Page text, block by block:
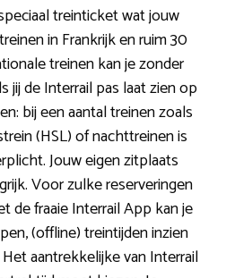
treinticket wat jouw
in Frankrijk en ruim 30
treinen kan je zonder
jij de Interrail pas laat zien op
bij een aantal treinen zoals
(HSL) of nachttreinen is
Jouw eigen zitplaats
Voor zulke reserveringen
de fraaie Interrail App kan je
(offline) treintijden inzien
aantrekkelijke van Interrail